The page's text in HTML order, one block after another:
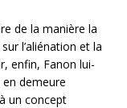
de la manière la
l’aliénation et la
enfin, Fanon lui-
demeure
un concept